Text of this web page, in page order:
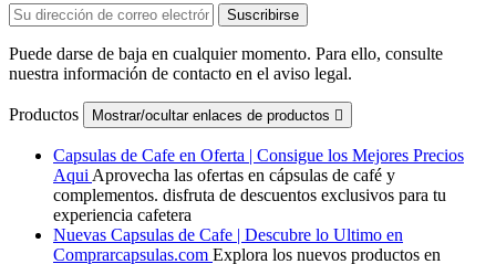
Puede darse de baja en cualquier momento. Para ello, consulte
nuestra información de contacto en el aviso legal.
Productos Mostrar/ocultar enlaces de productos 
Capsulas de Cafe en Oferta | Consigue los Mejores Precios
Aqui Aprovecha las ofertas en cápsulas de café y
complementos. disfruta de descuentos exclusivos para tu
experiencia cafetera
Nuevas Capsulas de Cafe | Descubre lo Ultimo en
Comprarcapsulas.com Explora los nuevos productos en